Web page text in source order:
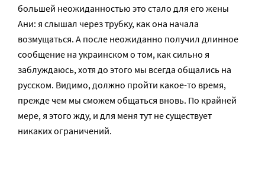
большей неожиданностью это стало для его жены
Ани: я слышал через трубку, как она начала
возмущаться. А после неожиданно получил длинное
сообщение на украинском о том, как сильно я
заблуждаюсь, хотя до этого мы всегда общались на
русском. Видимо, должно пройти какое-то время,
прежде чем мы сможем общаться вновь. По крайней
мере, я этого жду, и для меня тут не существует
никаких ограничений.